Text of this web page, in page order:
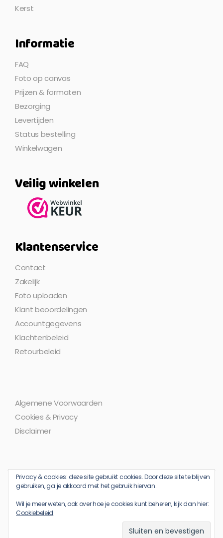
Kerst
Informatie
FAQ
Foto op canvas
Prijzen & formaten
Bezorging
Levertijden
Status bestelling
Winkelwagen
Veilig winkelen
Klantenservice
Contact
Zakelijk
Foto uploaden
Klant beoordelingen
Accountgegevens
Klachtenbeleid
Retourbeleid
Algemene Voorwaarden
Cookies & Privacy
Disclaimer
Nationale Canvasbon - Artimedes B.V.
Kvk nr: 09067181
Privacy & cookies: deze site gebruikt cookies. Door deze site te blijven
gebruiken, ga je akkoord met het gebruik hiervan.
Wil je meer weten, ook over hoe je cookies kunt beheren, kijk dan hier:
Cookiebeleid